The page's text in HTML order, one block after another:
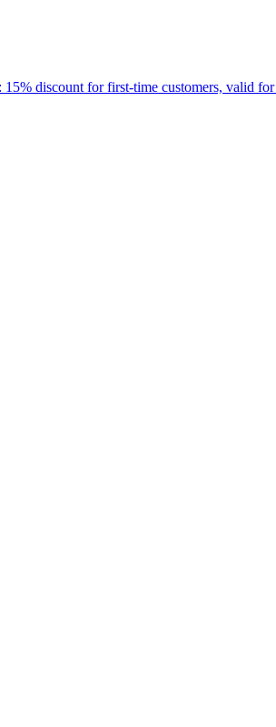
discount for first-time customers, valid